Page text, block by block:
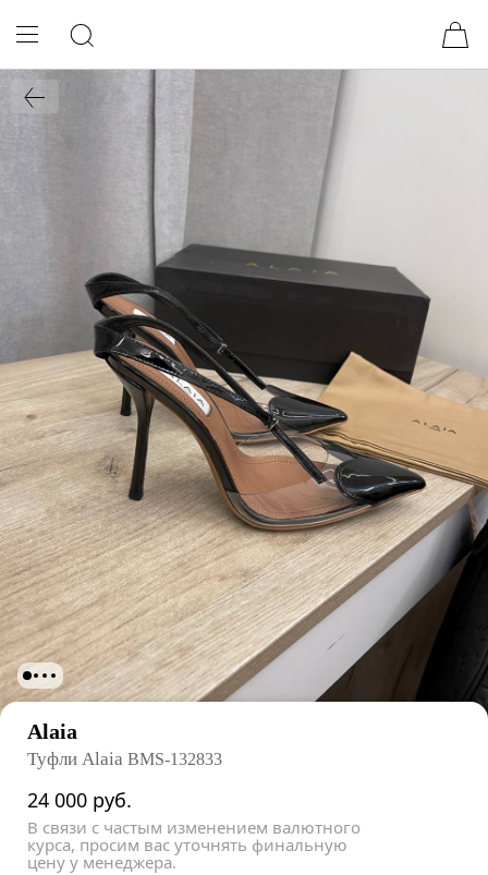
Alaia
Туфли Alaia BMS-132833
24 000 руб.
В связи с частым изменением валютного
курса, просим вас уточнять финальную
цену у менеджера.